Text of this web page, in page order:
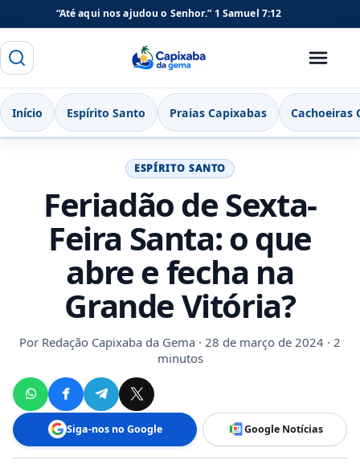
“Até aqui nos ajudou o Senhor.” 1 Samuel 7:12
Buscar Capixaba da Gema
Menu
Início Espírito Santo Praias Capixabas Cachoeiras
ESPÍRITO SANTO
Feriadão de Sexta-
Feira Santa: o que
abre e fecha na
Grande Vitória?
Por Redação Capixaba da Gema · 28 de março de 2024 · 2
minutos
Siga-nos no Google Google Notícias